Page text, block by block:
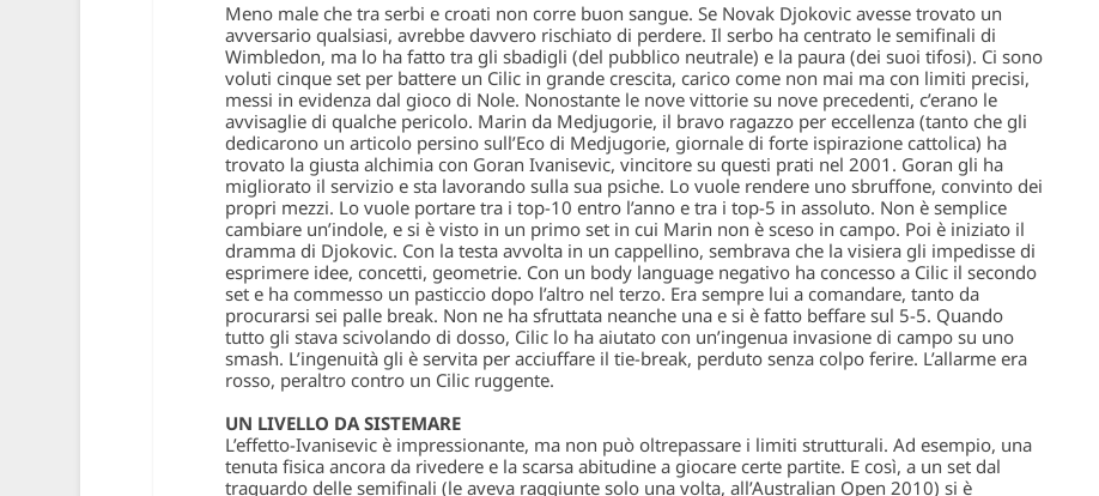
Meno male che tra serbi e croati non corre buon sangue. Se Novak Djokovic avesse trovato un
avversario qualsiasi, avrebbe davvero rischiato di perdere. Il serbo ha centrato le semifinali di
Wimbledon, ma lo ha fatto tra gli sbadigli (del pubblico neutrale) e la paura (dei suoi tifosi). Ci sono
voluti cinque set per battere un Cilic in grande crescita, carico come non mai ma con limiti precisi,
messi in evidenza dal gioco di Nole. Nonostante le nove vittorie su nove precedenti, c’erano le
avvisaglie di qualche pericolo. Marin da Medjugorie, il bravo ragazzo per eccellenza (tanto che gli
dedicarono un articolo persino sull’Eco di Medjugorie, giornale di forte ispirazione cattolica) ha
trovato la giusta alchimia con Goran Ivanisevic, vincitore su questi prati nel 2001. Goran gli ha
migliorato il servizio e sta lavorando sulla sua psiche. Lo vuole rendere uno sbruffone, convinto dei
propri mezzi. Lo vuole portare tra i top-10 entro l’anno e tra i top-5 in assoluto. Non è semplice
cambiare un’indole, e si è visto in un primo set in cui Marin non è sceso in campo. Poi è iniziato il
dramma di Djokovic. Con la testa avvolta in un cappellino, sembrava che la visiera gli impedisse di
esprimere idee, concetti, geometrie. Con un body language negativo ha concesso a Cilic il secondo
set e ha commesso un pasticcio dopo l’altro nel terzo. Era sempre lui a comandare, tanto da
procurarsi sei palle break. Non ne ha sfruttata neanche una e si è fatto beffare sul 5-5. Quando
tutto gli stava scivolando di dosso, Cilic lo ha aiutato con un’ingenua invasione di campo su uno
smash. L’ingenuità gli è servita per acciuffare il tie-break, perduto senza colpo ferire. L’allarme era
rosso, peraltro contro un Cilic ruggente.
UN LIVELLO DA SISTEMARE
L’effetto-Ivanisevic è impressionante, ma non può oltrepassare i limiti strutturali. Ad esempio, una
tenuta fisica ancora da rivedere e la scarsa abitudine a giocare certe partite. E così, a un set dal
traguardo delle semifinali (le aveva raggiunte solo una volta, all’Australian Open 2010) si è